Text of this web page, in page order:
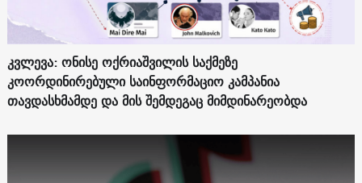
კვლევა: ონისე ოქრიაშვილის საქმეზე
კოორდინირებული საინფორმაციო კამპანია
თავდასხმამდე და მის შემდეგაც მიმდინარეობდა